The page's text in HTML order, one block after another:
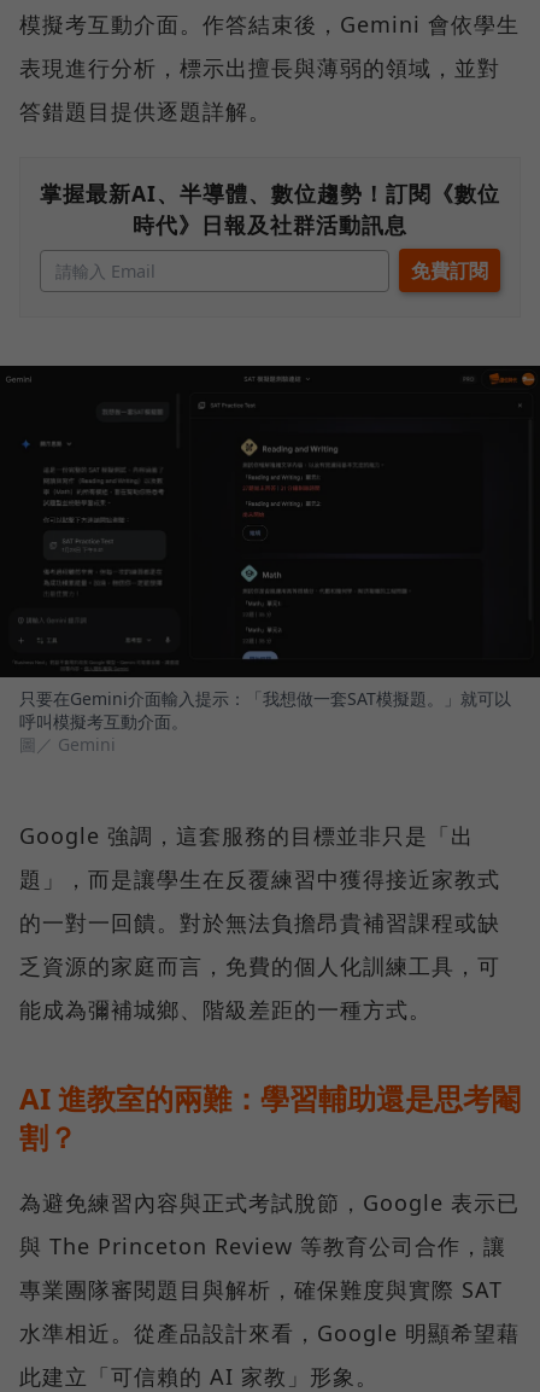
模擬考互動介面。作答結束後，Gemini 會依學生
表現進行分析，標示出擅長與薄弱的領域，並對
答錯題目提供逐題詳解。
掌握最新AI、半導體、數位趨勢！訂閱《數位
時代》日報及社群活動訊息
只要在Gemini介面輸入提示：「我想做一套SAT模擬題。」就可以
呼叫模擬考互動介面。
圖／ Gemini
Google 強調，這套服務的目標並非只是「出
題」，而是讓學生在反覆練習中獲得接近家教式
的一對一回饋。對於無法負擔昂貴補習課程或缺
乏資源的家庭而言，免費的個人化訓練工具，可
能成為彌補城鄉、階級差距的一種方式。
AI 進教室的兩難：學習輔助還是思考閹
割？
為避免練習內容與正式考試脫節，Google 表示已
與 The Princeton Review 等教育公司合作，讓
專業團隊審閱題目與解析，確保難度與實際 SAT
水準相近。從產品設計來看，Google 明顯希望藉
此建立「可信賴的 AI 家教」形象。